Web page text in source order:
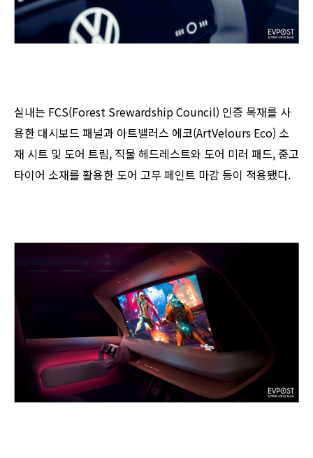
실내는 FCS(Forest Srewardship Council) 인증 목재를 사
용한 대시보드 패널과 아트밸러스 에코(ArtVelours Eco) 소
재 시트 및 도어 트림, 직물 헤드레스트와 도어 미러 패드, 중고
타이어 소재를 활용한 도어 고무 페인트 마감 등이 적용됐다.